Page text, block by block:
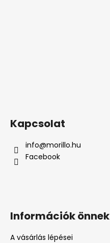
Kapcsolat
info@morillo.hu
Facebook
Információk önnek
A vásárlás lépései